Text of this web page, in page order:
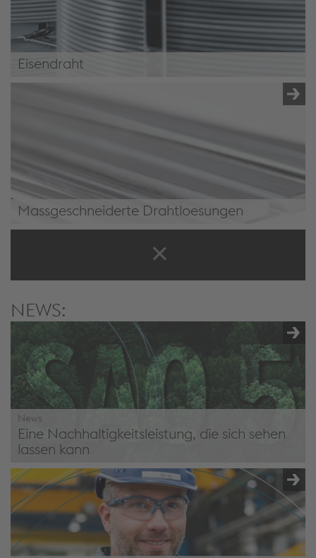
Eisendraht
Massgeschneiderte Drahtloesungen
NEWS:
News
Eine Nachhaltigkeitsleistung, die sich sehen
lassen kann
Eine Nachhaltigkeitsleistung, die sich sehen lassen kann:
voestalpine Wire Technology erreicht Spitzenwerte im NQC
SAQ 5.0 Rating